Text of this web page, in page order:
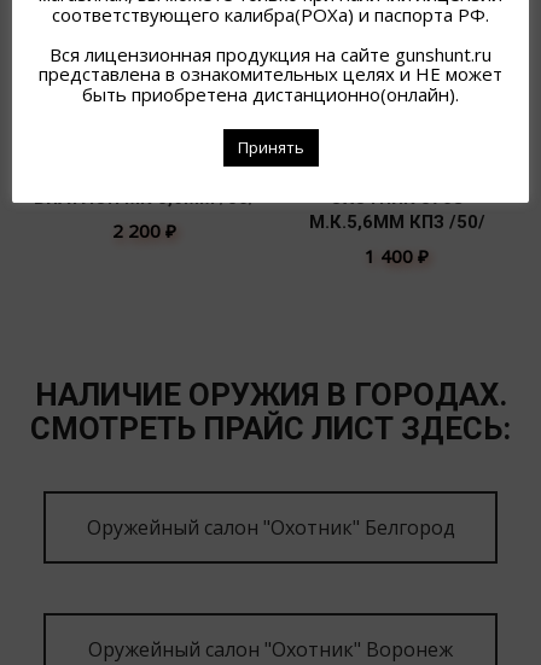
БИАТЛОН МК 5,6ММ /50/
2 200 ₽
ОХОТНИК 370Э
М.К.5,6ММ КПЗ /50/
1 400 ₽
НАЛИЧИЕ ОРУЖИЯ В ГОРОДАХ.
СМОТРЕТЬ ПРАЙС ЛИСТ ЗДЕСЬ:
Оружейный салон "Охотник" Белгород
Оружейный салон "Охотник" Воронеж
соответствующего калибра(РОХа) и паспорта РФ.
Вся лицензионная продукция на сайте gunshunt.ru
представлена в ознакомительных целях и НЕ может
быть приобретена дистанционно(онлайн).
Принять